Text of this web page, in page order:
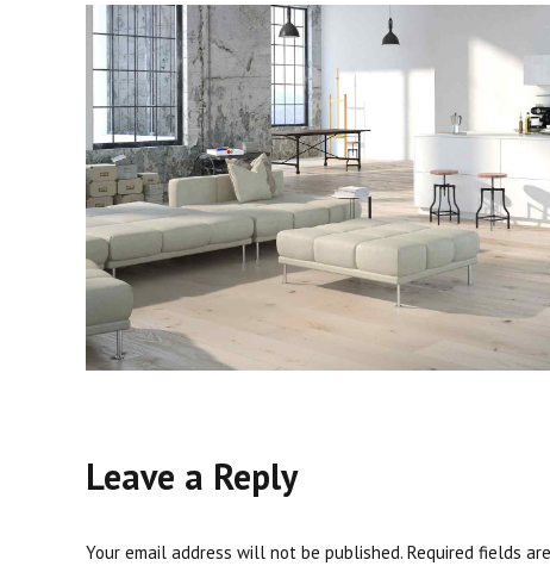
Leave a Reply
Your email address will not be published. Required fields